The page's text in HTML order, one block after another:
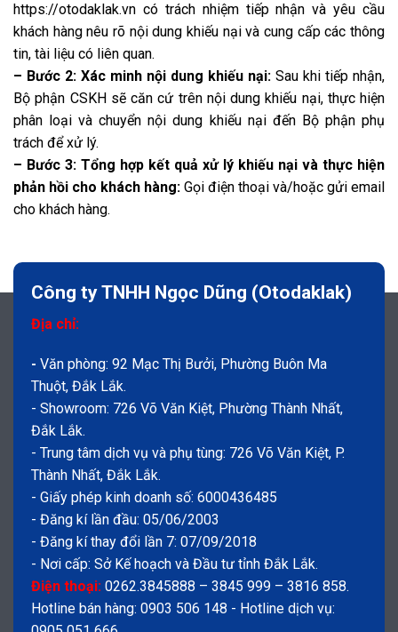
https://otodaklak.vn có trách nhiệm tiếp nhận và yêu cầu
khách hàng nêu rõ nội dung khiếu nại và cung cấp các thông
tin, tài liệu có liên quan.
– Bước 2: Xác minh nội dung khiếu nại: Sau khi tiếp nhận,
Bộ phận CSKH sẽ căn cứ trên nội dung khiếu nại, thực hiện
phân loại và chuyển nội dung khiếu nại đến Bộ phận phụ
trách để xử lý.
– Bước 3: Tổng hợp kết quả xử lý khiếu nại và thực hiện
phản hồi cho khách hàng: Gọi điện thoại và/hoặc gửi email
cho khách hàng.
Công ty TNHH Ngọc Dũng (Otodaklak)
Địa chỉ:
- Văn phòng: 92 Mạc Thị Bưởi, Phường Buôn Ma
Thuột, Đắk Lắk.
- Showroom: 726 Võ Văn Kiệt, Phường Thành Nhất,
Đắk Lắk.
- Trung tâm dịch vụ và phụ tùng: 726 Võ Văn Kiệt, P.
Thành Nhất, Đắk Lắk.
- Giấy phép kinh doanh số: 6000436485
- Đăng kí lần đầu: 05/06/2003
- Đăng kí thay đổi lần 7: 07/09/2018
- Nơi cấp: Sở Kế hoạch và Đầu tư tỉnh Đắk Lắk.
Điện thoại: 0262.3845888 – 3845 999 – 3816 858.
Hotline bán hàng: 0903 506 148 - Hotline dịch vụ: